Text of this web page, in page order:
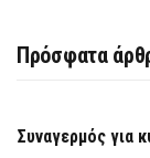
Πρόσφατα
Συναγερμός για